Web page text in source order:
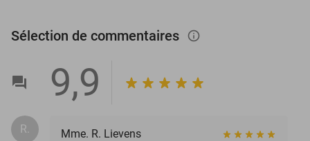
Sélection de commentaires info_outlined
9,9
R.
Mme. R. Lievens